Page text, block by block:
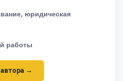
юридическая
работы
→